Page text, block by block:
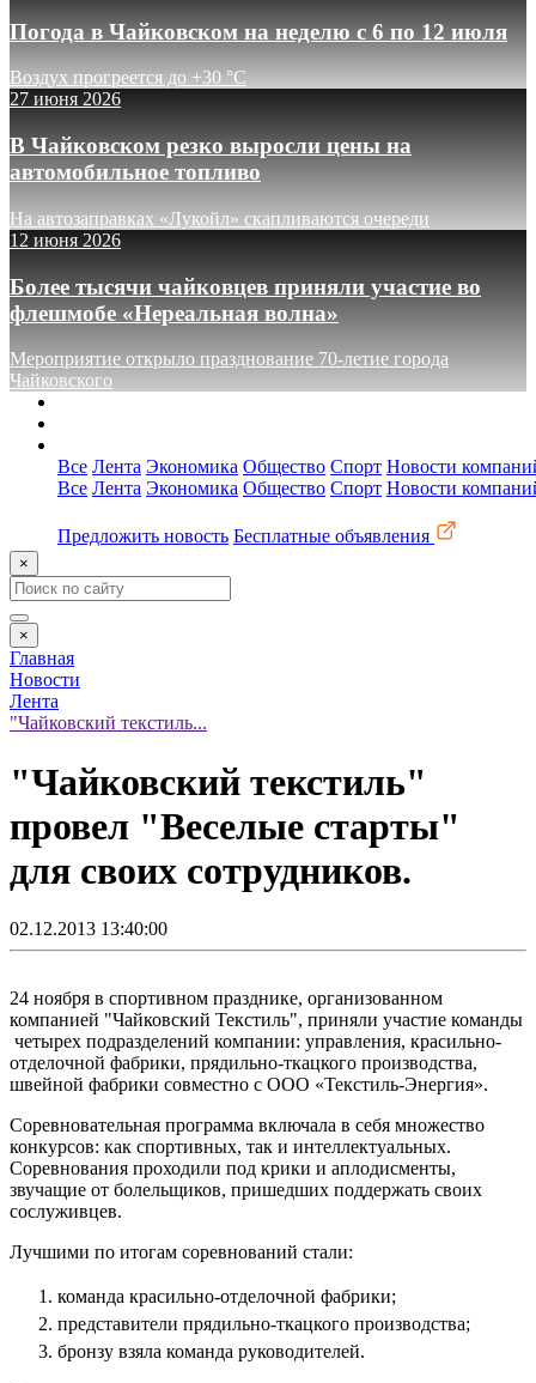
Погода в Чайковском на неделю с 6 по 12 июля
Воздух прогреется до +30 °C
27 июня 2026
В Чайковском резко выросли цены на
автомобильное топливо
На автозаправках «Лукойл» скапливаются очереди
12 июня 2026
Более тысячи чайковцев приняли участие во
флешмобе «Нереальная волна»
Мероприятие открыло празднование 70-летие города
Чайковского
Все Лента Экономика Общество Спорт Новости
Все Лента Экономика Общество Спорт Новости
Предложить новость Бесплатные объявления
×
×
Главная
Новости
Лента
"Чайковский текстиль...
"Чайковский текстиль"
провел "Веселые старты"
для своих сотрудников.
02.12.2013 13:40:00
24 ноября в спортивном празднике, организованном
компанией "Чайковский Текстиль", приняли участие команды
четырех подразделений компании: управления, красильно-
отделочной фабрики, прядильно-ткацкого производства,
швейной фабрики совместно с ООО «Текстиль-Энергия».
Соревновательная программа включала в себя множество
конкурсов: как спортивных, так и интеллектуальных.
Соревнования проходили под крики и аплодисменты,
звучащие от болельщиков, пришедших поддержать своих
сослуживцев.
Лучшими по итогам соревнований стали:
команда красильно-отделочной фабрики;
представители прядильно-ткацкого производства;
бронзу взяла команда руководителей.